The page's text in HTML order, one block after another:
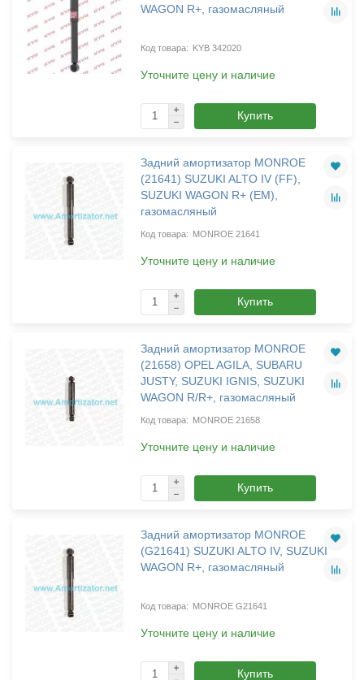
WAGON R+, газомасляный
KYB 342020
Уточните цену и наличие
Купить
Задний амортизатор MONROE
(21641) SUZUKI ALTO IV (FF),
SUZUKI WAGON R+ (EM),
газомасляный
MONROE 21641
Уточните цену и наличие
Купить
Задний амортизатор MONROE
(21658) OPEL AGILA, SUBARU
JUSTY, SUZUKI IGNIS, SUZUKI
WAGON R/R+, газомасляный
MONROE 21658
Уточните цену и наличие
Купить
Задний амортизатор MONROE
(G21641) SUZUKI ALTO IV, SUZUKI
WAGON R+, газомасляный
MONROE G21641
Уточните цену и наличие
Купить